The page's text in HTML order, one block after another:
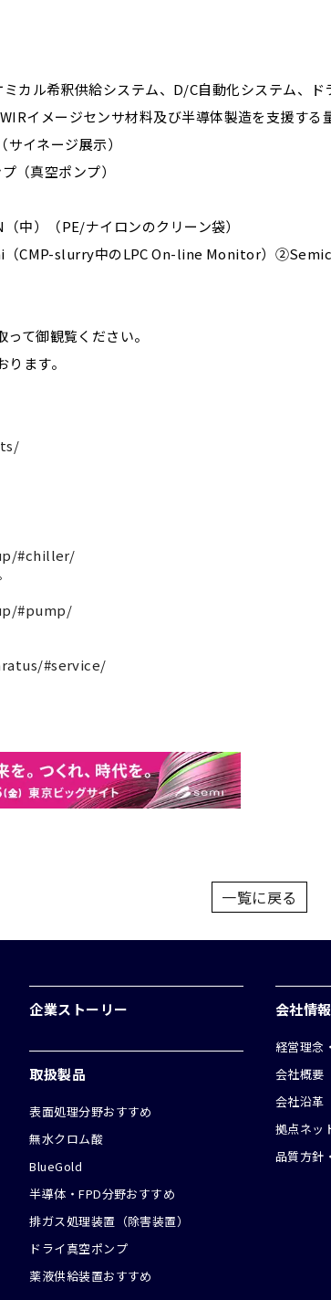
カル希釈供給システム、D/C自動化システム、ド
イメージセンサ材料及び半導体製造を支援する
イネージ展示）
（真空ポンプ）
中）（PE/ナイロンのクリーン袋）
CMP-slurry中のLPC On-line Monitor）
て御観覧ください。
ます。
#chiller/
#pump/
#service/
一覧に戻る
企業ストーリー
取扱製品
表面処理分野おすすめ
無水クロム酸
BlueGold
半導体・FPD分野おすすめ
排ガス処理装置（除害装置）
ドライ真空ポンプ
薬液供給装置おすすめ
会社情報
経営理念
会社概要
会社沿革
拠点ネッ
品質方針